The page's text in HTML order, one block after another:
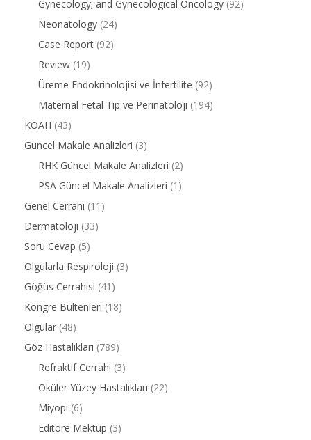
Gynecology; and Gynecological Oncology (92)
Neonatology (24)
Case Report (92)
Review (19)
Üreme Endokrinolojisi ve İnfertilite (92)
Maternal Fetal Tıp ve Perinatoloji (194)
KOAH (43)
Güncel Makale Analizleri (3)
RHK Güncel Makale Analizleri (2)
PSA Güncel Makale Analizleri (1)
Genel Cerrahi (11)
Dermatoloji (33)
Soru Cevap (5)
Olgularla Respiroloji (3)
Göğüs Cerrahisi (41)
Kongre Bültenleri (18)
Olgular (48)
Göz Hastalıkları (789)
Refraktif Cerrahi (3)
Oküler Yüzey Hastalıkları (22)
Miyopi (6)
Editöre Mektup (3)